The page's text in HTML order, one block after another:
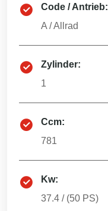
Code / Antrieb:
A /Allrad
Zylinder:
1
Ccm:
781
Kw:
37.4 / (50 PS)